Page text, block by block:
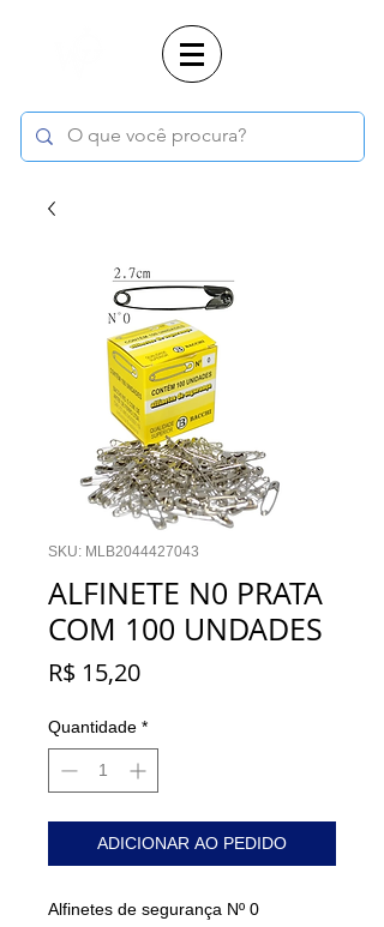
SKU: MLB2044427043
ALFINETE N0 PRATA
COM 100 UNDADES
R$ 15,20Preço
Quantidade *
ADICIONAR AO PEDIDO
Alfinetes de segurança Nº 0